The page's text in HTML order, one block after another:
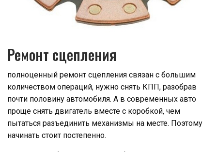
Ремонт сцепления
полноценный ремонт сцепления связан с большим
количеством операций, нужно снять КПП, разобрав
почти половину автомобиля. А в современных авто
проще снять двигатель вместе с коробкой, чем
пытаться разъединить механизмы на месте. Поэтому
начинать стоит постепенно.